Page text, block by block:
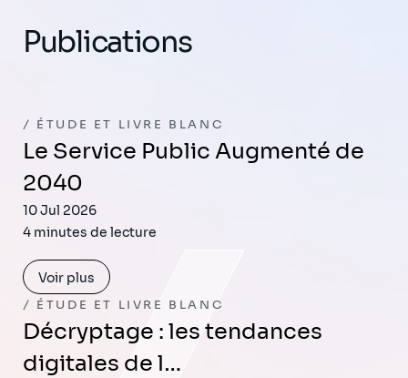
Publications
ÉTUDE ET LIVRE BLANC
Le Service Public Augmenté de
2040
10 Jul 2026
4 minutes de lecture
Voir plus
ÉTUDE ET LIVRE BLANC
Décryptage : les tendances
digitales de l…